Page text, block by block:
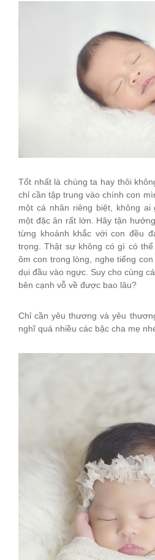
Tốt nhất là chúng ta hay thôi
chỉ cần tập trung vào chính con
một cá nhân riêng biệt, không
một đặc ân rất lớn. Hãy tận
từng khoảnh khắc với con đều
trọng. Thật sự không có gì có
ôm con trong lòng, nghe tiếng
dụi đầu vào ngực. Suy cho cùng
bên cạnh vỗ về được bao lâu?
Chỉ cần yêu thương và yêu
nghĩ quá nhiều các bậc cha mẹ